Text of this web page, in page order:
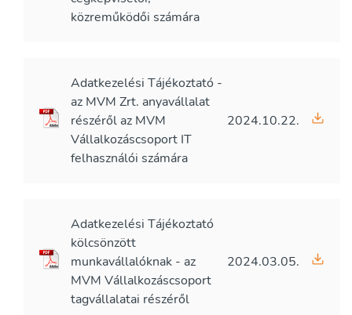
közreműködői számára
Adatkezelési Tájékoztató -
az MVM Zrt. anyavállalat
részéről az MVM
Vállalkozáscsoport IT
felhasználói számára
2024.10.22.
Adatkezelési Tájékoztató
kölcsönzött
munkavállalóknak - az
MVM Vállalkozáscsoport
tagvállalatai részéről
2024.03.05.